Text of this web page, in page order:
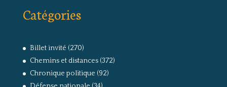
Catégories
Billet invité (270)
Chemins et distances(372)
Chronique politique (92)